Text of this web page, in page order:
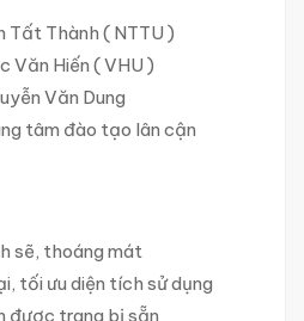
Tất Thành ( NTTU )
Hiến ( VHU )
Văn Dung
tâm đào tạo lân cận
sẽ, thoáng mát
tối ưu diện tích sử dụng
được trang bị sẵn